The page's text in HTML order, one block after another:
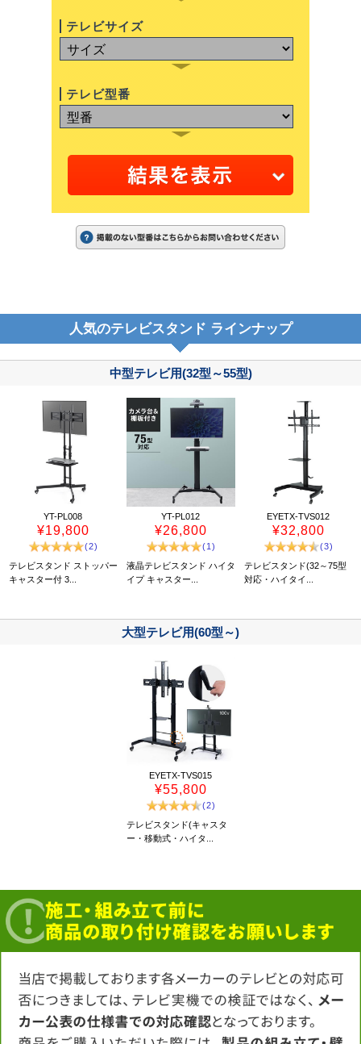
テレビサイズ
テレビ型番
人気のテレビスタンド ラインナップ
中型テレビ用(32型～55型)
YT-PL008
¥19,800
(2)
テレビスタンド ストッパー
キャスター付 3...
YT-PL012
¥26,800
(1)
液晶テレビスタンド ハイタ
イプ キャスター...
EYETX-TVS012
¥32,800
(3)
テレビスタンド(32～75型
対応・ハイタイ...
大型テレビ用(60型～)
EYETX-TVS015
¥55,800
(2)
テレビスタンド(キャスタ
ー・移動式・ハイタ...